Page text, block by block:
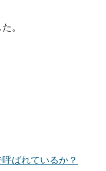
。
ばれているか？